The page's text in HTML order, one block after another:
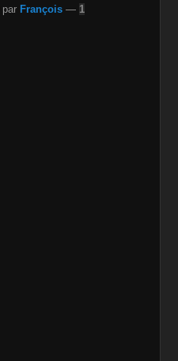
par François — 1